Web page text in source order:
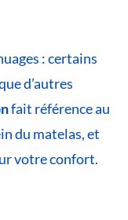
: certains
d’autres
fait référence au
du matelas, et
votre confort.